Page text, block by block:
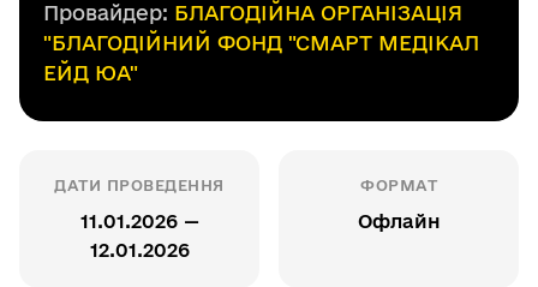
Провайдер: БЛАГОДІЙНА ОРГАНІЗАЦІЯ
"БЛАГОДІЙНИЙ ФОНД "СМАРТ МЕДІКАЛ
ЕЙД ЮА"
ДАТИ ПРОВЕДЕННЯ
11.01.2026 —
12.01.2026
ФОРМАТ
Офлайн